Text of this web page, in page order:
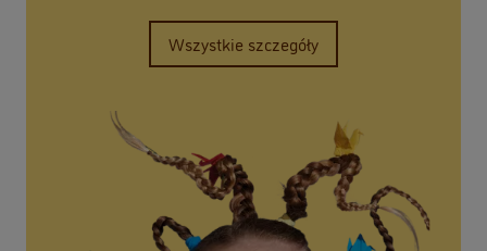
Wszystkie szczegóły